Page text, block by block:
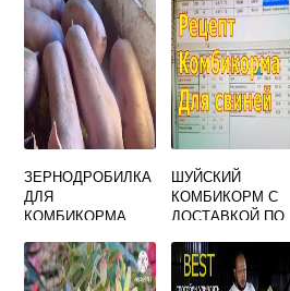
ЗЕРНОДРОБИЛКА
ДЛЯ
КОМБИКОРМА
ШУЙСКИЙ
КОМБИКОРМ С
ДОСТАВКОЙ ПО
МОСКОВСКОЙ
ОБЛАСТИ